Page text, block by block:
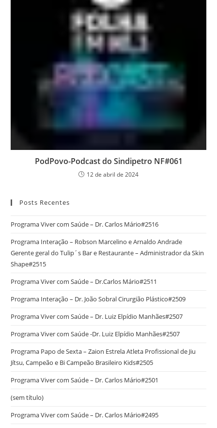
PodPovo-Podcast do Sindipetro NF#061
12 de abril de 2024
Posts Recentes
Programa Viver com Saúde – Dr. Carlos Mário#2516
Programa Interação – Robson Marcelino e Arnaldo Andrade
Gerente geral do Tulip´s Bar e Restaurante – Administrador da Skin
Shape#2515
Programa Viver com Saúde – Dr.Carlos Mário#2511
Programa Interação – Dr. João Sobral Cirurgião Plástico#2509
Programa Viver com Saúde – Dr. Luiz Elpídio Manhães#2507
Programa Viver com Saúde -Dr. Luiz Elpídio Manhães#2507
Programa Papo de Sexta – Zaion Estrela Atleta Profissional de Jiu
Jítsu, Campeão e Bi Campeão Brasileiro Kids#2505
Programa Viver com Saúde – Dr. Carlos Mário#2501
(sem título)
Programa Viver com Saúde – Dr. Carlos Mário#2495